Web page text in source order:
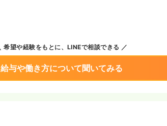
希望や経験をもとに、LINEで相談できる
給与や働き方について聞いてみる